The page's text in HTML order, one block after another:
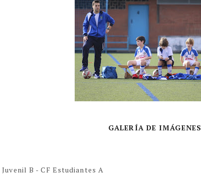
GALERÍA DE IMÁGENES
Juvenil B - CF Estudiantes A